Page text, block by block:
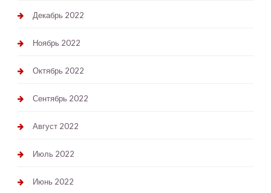
Декабрь 2022
Ноябрь 2022
Октябрь 2022
Сентябрь 2022
Август 2022
Июль 2022
Июнь 2022